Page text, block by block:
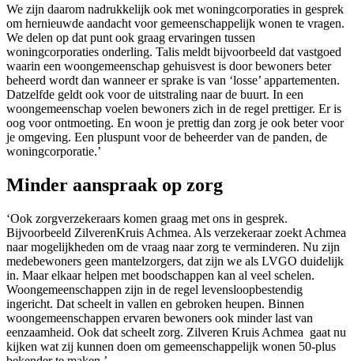
We zijn daarom nadrukkelijk ook met woningcorporaties in gesprek
om hernieuwde aandacht voor gemeenschappelijk wonen te vragen.
We delen op dat punt ook graag ervaringen tussen
woningcorporaties onderling. Talis meldt bijvoorbeeld dat vastgoed
waarin een woongemeenschap gehuisvest is door bewoners beter
beheerd wordt dan wanneer er sprake is van ‘losse’ appartementen.
Datzelfde geldt ook voor de uitstraling naar de buurt. In een
woongemeenschap voelen bewoners zich in de regel prettiger. Er is
oog voor ontmoeting. En woon je prettig dan zorg je ook beter voor
je omgeving. Een pluspunt voor de beheerder van de panden, de
woningcorporatie.’
Minder aanspraak op zorg
‘Ook zorgverzekeraars komen graag met ons in gesprek.
Bijvoorbeeld ZilverenKruis Achmea. Als verzekeraar zoekt Achmea
naar mogelijkheden om de vraag naar zorg te verminderen. Nu zijn
medebewoners geen mantelzorgers, dat zijn we als LVGO duidelijk
in. Maar elkaar helpen met boodschappen kan al veel schelen.
Woongemeenschappen zijn in de regel levensloopbestendig
ingericht. Dat scheelt in vallen en gebroken heupen. Binnen
woongemeenschappen ervaren bewoners ook minder last van
eenzaamheid. Ook dat scheelt zorg. Zilveren Kruis Achmea gaat nu
kijken wat zij kunnen doen om gemeenschappelijk wonen 50-plus